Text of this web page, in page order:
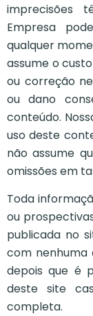
imprecisões
Empresa
qualquer
assume o
ou correção
ou dano
conteúdo.
uso deste
não assume
omissões em
Toda
ou
publicada no
com nenhuma
depois que é
deste site
completa.